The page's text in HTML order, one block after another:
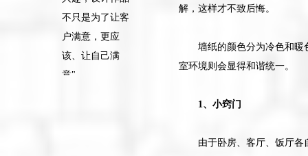
不只是为了让客
户满意，更应
该、让自己满
意"
解，这样才不致后悔。
墙纸的颜色分为冷色和暖
室环境则会显得和谐统一。
1、小窍门
由于卧房、客厅、饭厅